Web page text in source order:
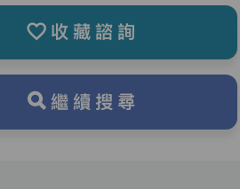
收藏諮詢
繼續搜尋